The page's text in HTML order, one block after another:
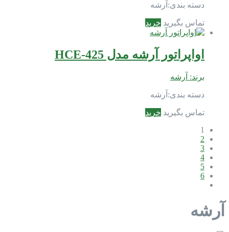
دسته بندی: آرشه
تماس بگیرید خرید
اواپراتور آرشه مدل HCE-425
برند: آرشه
دسته بندی: آرشه
تماس بگیرید خرید
1
2
3
4
5
6
آرشه